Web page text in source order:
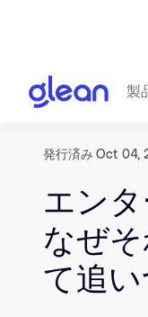
製
発行済み Oct 04,
エン
なぜ
て追